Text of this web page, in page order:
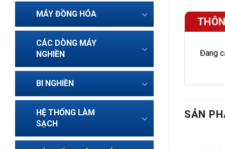
MÁY ĐỒNG HÓA
CÁC DÒNG MÁY
NGHIỀN
BI NGHIỀN
HỆ THỐNG LÀM
SẠCH
Đang
SẢN